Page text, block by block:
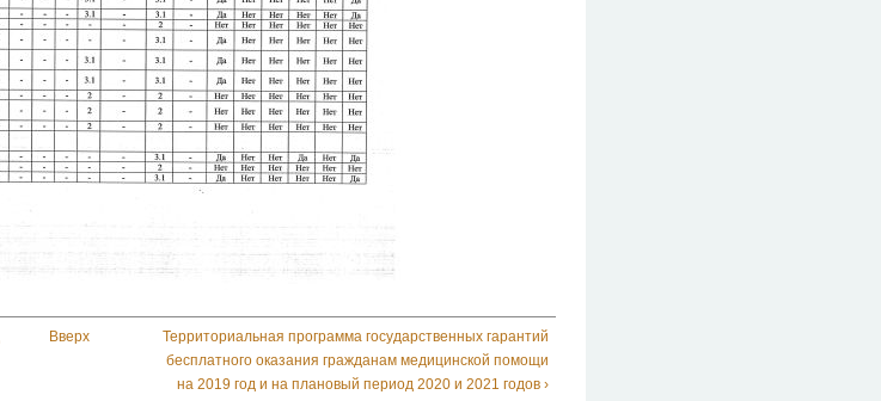
Вверх
Территориальная программа государственных гарантий
бесплатного оказания гражданам медицинской помощи
на 2019 год и на плановый период 2020 и 2021 годов ›